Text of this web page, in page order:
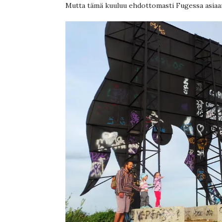
Mutta tämä kuuluu ehdottomasti Fugessa